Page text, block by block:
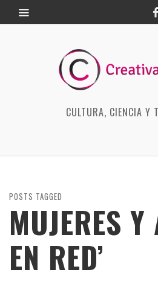
CULTURA, CIENCIA Y
POSTS TAGGED
MUJERES
EN RED’